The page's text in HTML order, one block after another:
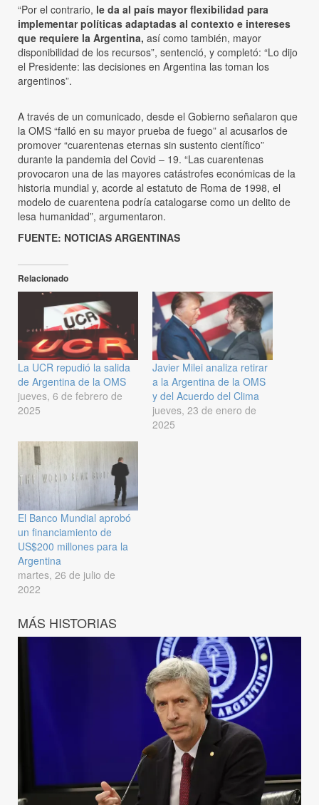
“Por el contrario, le da al país mayor flexibilidad para
implementar políticas adaptadas al contexto e intereses
que requiere la Argentina, así como también, mayor
disponibilidad de los recursos”, sentenció, y completó: “Lo dijo
el Presidente: las decisiones en Argentina las toman los
argentinos”.
A través de un comunicado, desde el Gobierno señalaron que
la OMS “falló en su mayor prueba de fuego” al acusarlos de
promover “cuarentenas eternas sin sustento científico”
durante la pandemia del Covid – 19. “Las cuarentenas
provocaron una de las mayores catástrofes económicas de la
historia mundial y, acorde al estatuto de Roma de 1998, el
modelo de cuarentena podría catalogarse como un delito de
lesa humanidad”, argumentaron.
FUENTE: NOTICIAS ARGENTINAS
Relacionado
La UCR repudió la salida
de Argentina de la OMS
jueves, 6 de febrero de
2025
Javier Milei analiza retirar
a la Argentina de la OMS
y del Acuerdo del Clima
jueves, 23 de enero de
2025
El Banco Mundial aprobó
un financiamiento de
US$200 millones para la
Argentina
martes, 26 de julio de
2022
MÁS HISTORIAS